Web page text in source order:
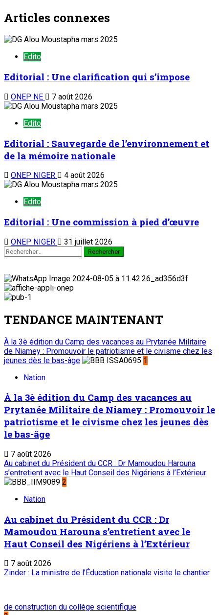
Articles connexes
Edito
Editorial : Une clarification qui s’impose
ONEP NE 7 août 2026
Edito
Editorial : Sauvegarde de l’environnement et
de la mémoire nationale
ONEP NIGER 4 août 2026
Edito
Editorial : Une commission à pied d’œuvre
ONEP NIGER 31 juillet 2026
TENDANCE MAINTENANT
À la 3è édition du Camp des vacances au Prytanée Militaire
de Niamey : Promouvoir le patriotisme et le civisme chez les
jeunes dès le bas-âge
1
Nation
À la 3è édition du Camp des vacances au
Prytanée Militaire de Niamey : Promouvoir le
patriotisme et le civisme chez les jeunes dès
le bas-âge
7 août 2026
Au cabinet du Président du CCR : Dr Mamoudou Harouna
s’entretient avec le Haut Conseil des Nigériens à l’Extérieur
2
Nation
Au cabinet du Président du CCR : Dr
Mamoudou Harouna s’entretient avec le
Haut Conseil des Nigériens à l’Extérieur
7 août 2026
Zinder : La ministre de l’Éducation nationale visite le chantier
de construction du collège scientifique